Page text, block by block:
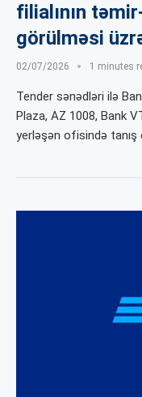
filialının
görülməsi
02/07/2026 1 minutes
Tender sənədləri ilə
Plaza, АZ 1008, Bank
yerləşən ofisində tanış